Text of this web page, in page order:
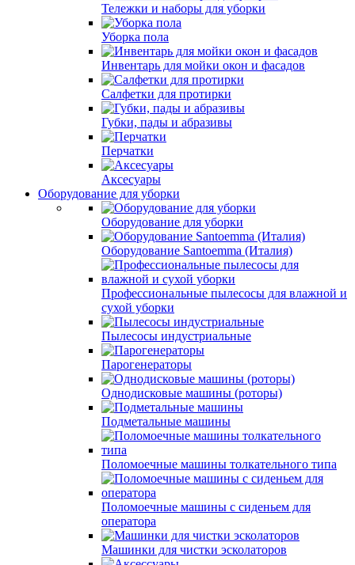
Тележки и наборы для уборки
Уборка пола
Инвентарь для мойки окон и фасадов
Салфетки для протирки
Губки, пады и абразивы
Перчатки
Аксесуары
Оборудование для уборки
Оборудование для уборки
Оборудование Santoemma (Италия)
Профессиональные пылесосы для влажной и
сухой уборки
Пылесосы индустриальные
Парогенераторы
Однодисковые машины (роторы)
Подметальные машины
Поломоечные машины толкательного типа
Поломоечные машины с сиденьем для
оператора
Машинки для чистки эсколаторов